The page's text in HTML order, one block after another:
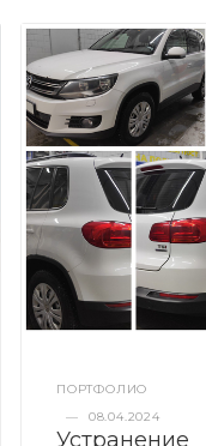
ПОРТФОЛИО
—
08.04.2024
Устранение